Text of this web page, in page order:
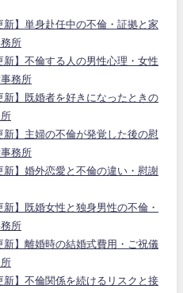
新】単身赴任中の不倫・証拠と家
所
新】不倫する人の男性心理・女性
務所
新】既婚者を好きになったときの
新】主婦の不倫が発覚した後の慰
務所
新】婚外恋愛と不倫の違い・慰謝
新】既婚女性と独身男性の不倫・
所
新】離婚時の結婚式費用・ご祝儀
新】不倫関係を続けるリスクと接